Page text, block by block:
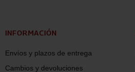
INFORMACIÓN
Envíos y plazos de entrega
Cambios y devoluciones